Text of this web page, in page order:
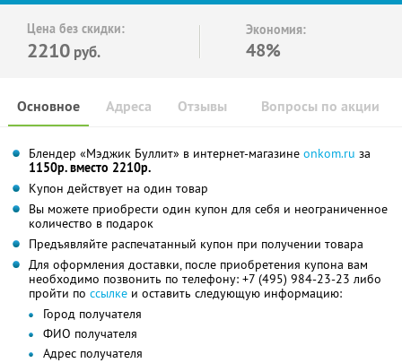
Цена без скидки:
2210 руб.
Экономия:
48%
Основное Отзывы Вопросы по акции
Адреса
Блендер «Мэджик Буллит» в интернет-магазине onkom.ru за
1150р. вместо 2210р.
Купон действует на один товар
Вы можете приобрести один купон для себя и неограниченное
количество в подарок
Предъявляйте распечатанный купон при получении товара
Для оформления доставки, после приобретения купона вам
необходимо позвонить по телефону: +7 (495) 984-23-23 либо
пройти по ссылке и оставить следующую информацию:
Город получателя
ФИО получателя
Адрес получателя